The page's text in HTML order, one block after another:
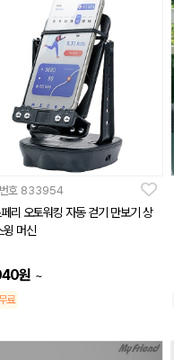
호 833954
리 오토워킹 자동 걷기 만보기 상
윙 머신
원 ~
료